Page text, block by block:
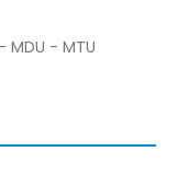
MDU - MTU